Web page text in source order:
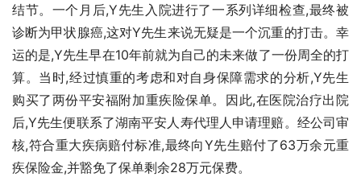
结节。一个月后,Y先生入院进行了一系列详细检查,最终被
诊断为甲状腺癌,这对Y先生来说无疑是一个沉重的打击。幸
运的是,Y先生早在10年前就为自己的未来做了一份周全的打
算。当时,经过慎重的考虑和对自身保障需求的分析,Y先生
购买了两份平安福附加重疾险保单。因此,在医院治疗出院
后,Y先生便联系了湖南平安人寿代理人申请理赔。经公司审
核,符合重大疾病赔付标准,最终向Y先生赔付了63万余元重
疾保险金,并豁免了保单剩余28万元保费。